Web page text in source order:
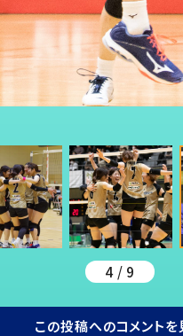
4 / 9
この投稿へのコメントを